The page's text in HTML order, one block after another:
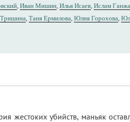
, Иван Мишин, Илья Исаев, Ислам
, Таня Ермилова, Юлия Горохова,
жестоких убийств, маньяк